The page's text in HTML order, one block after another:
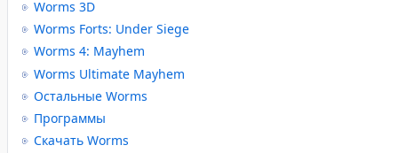
Worms 3D
Worms Forts: Under Siege
Worms 4: Mayhem
Worms Ultimate Mayhem
Остальные Worms
Программы
Скачать Worms